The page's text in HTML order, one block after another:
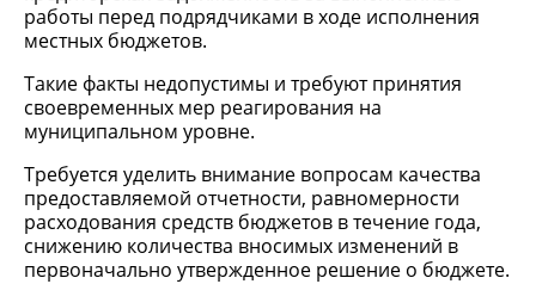
работы перед подрядчиками в ходе исполнения
местных бюджетов.
Такие факты недопустимы и требуют принятия
своевременных мер реагирования на
муниципальном уровне.
Требуется уделить внимание вопросам качества
предоставляемой отчетности, равномерности
расходования средств бюджетов в течение года,
снижению количества вносимых изменений в
первоначально утвержденное решение о бюджете.